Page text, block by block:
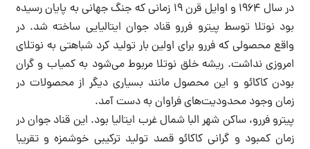
در سال ۱۹۶۴ و اوایل قرن ۱۹ زمانی که جنگ جهانی به پایان رسیده
بود نوتلا توسط پیترو فررو قناد جوان ایتالیایی ساخته شد. در
واقع محصولی که فررو برای اولین بار تولید کرد شباهتی به نوتلای
امروزی نداشت. ریشه خلق نوتلا مربوط می‌شود به کمیاب و گران
بودن کاکائو و این محصول مانند بسیاری دیگر از محصولات در
زمان وجود محدودیت‌های فراوان به دست آمد.
پیترو فررو، ساکن شهر البا شمال غرب ایتالیا بود. این قناد جوان در
زمان کمبود و گرانی کاکائو قصد تولید ترکیبی خوشمزه و تقریبا